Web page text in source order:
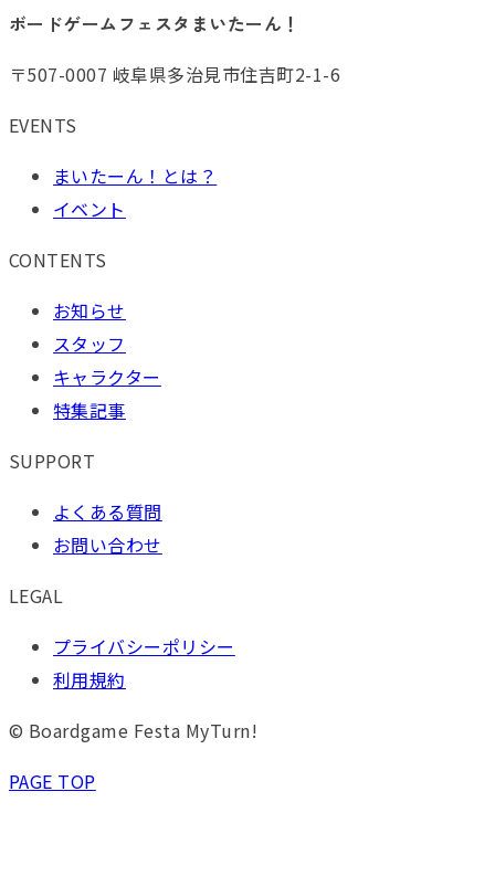
ボードゲームフェスタまいたーん！
〒507-0007 岐阜県多治見市住吉町2-1-6
EVENTS
まいたーん！とは？
イベント
CONTENTS
お知らせ
スタッフ
キャラクター
特集記事
SUPPORT
よくある質問
お問い合わせ
LEGAL
プライバシーポリシー
利用規約
© Boardgame Festa MyTurn!
PAGE TOP